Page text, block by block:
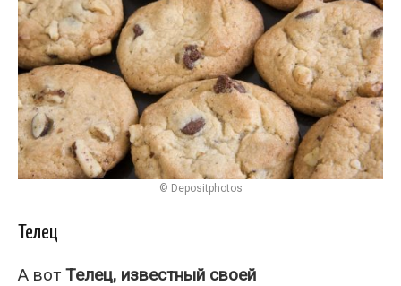
© Depositphotos
Телец
А вот Телец, известный своей